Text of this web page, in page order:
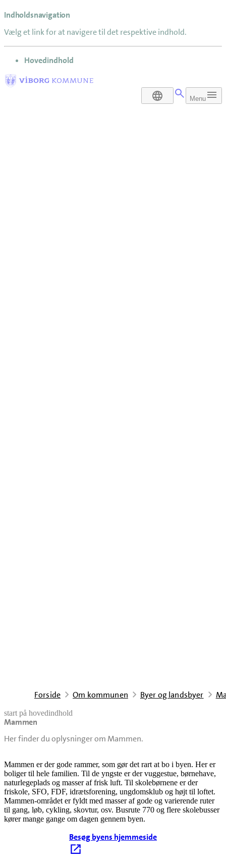
Indholdsnavigation
Vælg et link for at navigere til det respektive indhold.
gå til
Hovedindhold
DA Menu
Forside Om kommunen Byer og landsbyer
start på hovedindhold
Mammen
Her finder du oplysninger om Mammen.
senest opdateret 18. februar 2026
Mammen er der gode rammer, som gør det rart at bo i byen. Her er
boliger til hele familien. Til de yngste er der vuggestue, børnehave,
naturlegeplads og masser af frisk luft. Til skolebørnene er der
friskole, SFO, FDF, idrætsforening, ungdomsklub og højt til loftet.
Mammen-området er fyldt med masser af gode og varierende ruter
til gang, løb, cykling, skovtur, osv. Busrute 770 og flere skolebusser
kører mange gange om dagen gennem byen.
Besøg byens hjemmeside